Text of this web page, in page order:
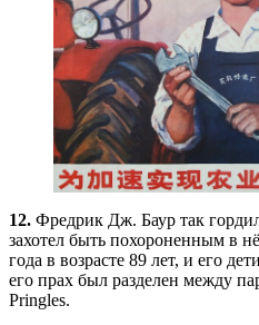
12. Фредрик Дж. Баур так
захотел быть похороненным в
года в возрасте 89 лет, и его
его прах был разделен между
Pringles.